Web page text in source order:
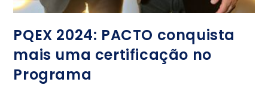
PQEX 2024: PACTO conquista
mais uma certificação no
Programa